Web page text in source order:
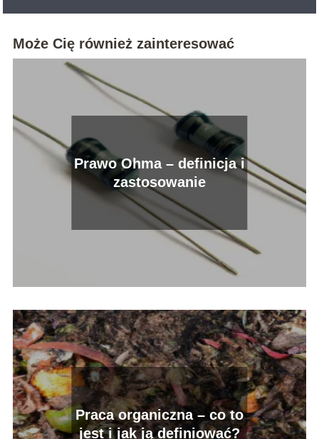
Może Cię również zainteresować
Prawo Ohma – definicja i
zastosowanie
Praca organiczna – co to
jest i jak ją definiować?